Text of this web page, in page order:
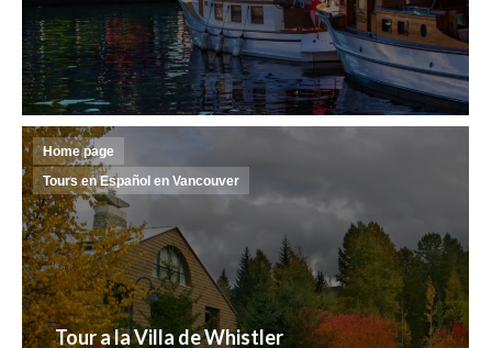
Home page
Tours en Español en Vancouver
Tour a la Villa de Whistler